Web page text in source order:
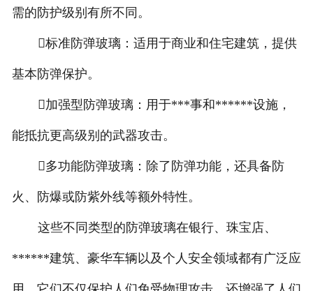
需的防护级别有所不同。
标准防弹玻璃：适用于商业和住宅建筑，提供
基本防弹保护。
加强型防弹玻璃：用于***事和******设施，
能抵抗更高级别的武器攻击。
多功能防弹玻璃：除了防弹功能，还具备防
火、防爆或防紫外线等额外特性。
这些不同类型的防弹玻璃在银行、珠宝店、
******建筑、豪华车辆以及个人安全领域都有广泛应